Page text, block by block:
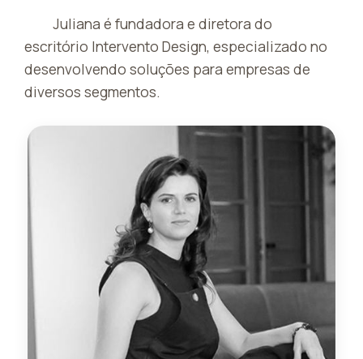
Juliana é fundadora e diretora do
escritório Intervento Design, especializado no
desenvolvendo soluções para empresas de
diversos segmentos.